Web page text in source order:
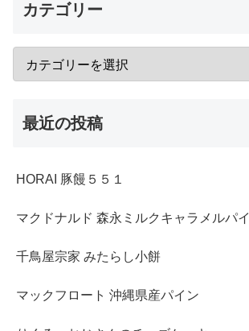
カテゴリー
最近の投稿
HORAI 豚饅５５１
マクドナルド 森永ミルクキャラメルパイ
千鳥屋宗家 みたらし小餅
マックフロート 沖縄県産パイン